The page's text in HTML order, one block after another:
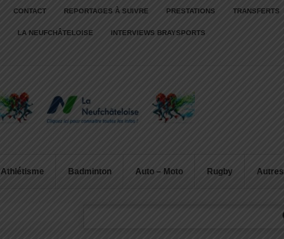
CONTACT REPORTAGES À SUIVRE PRESTATIONS TRANSFERTS
LA NEUFCHÂTELOISE INTERVIEWS BRAYSPORTS
Athlétisme Badminton Auto – Moto Rugby Autres